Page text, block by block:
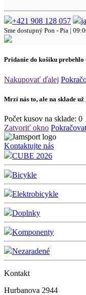
+421 908 128 057
Sme dostupný Pon - Pia |
Pridanie do košíku prebehlo
Nakupovať ďalej
Mrzí nás to, ale na sklade
Počet kusov na sklade: 0
Zatvoriť okno
Kontaktujte nás
CUBE 2026
Bicykle
Elektrobicykle
Doplnky
Komponenty
Nezaradené
Kontakt
Hurbanova 2944